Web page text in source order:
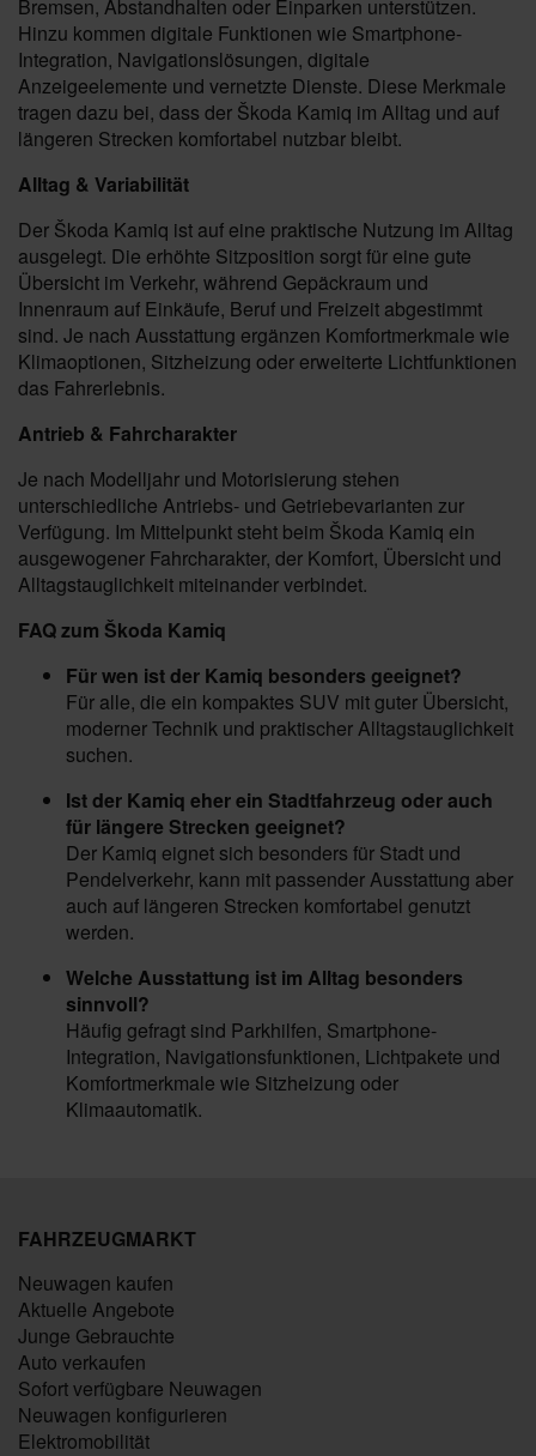
Bremsen, Abstandhalten oder Einparken unterstützen.
Hinzu kommen digitale Funktionen wie Smartphone-
Integration, Navigationslösungen, digitale
Anzeigeelemente und vernetzte Dienste. Diese Merkmale
tragen dazu bei, dass der Škoda Kamiq im Alltag und auf
längeren Strecken komfortabel nutzbar bleibt.
Alltag & Variabilität
Der Škoda Kamiq ist auf eine praktische Nutzung im Alltag
ausgelegt. Die erhöhte Sitzposition sorgt für eine gute
Übersicht im Verkehr, während Gepäckraum und
Innenraum auf Einkäufe, Beruf und Freizeit abgestimmt
sind. Je nach Ausstattung ergänzen Komfortmerkmale wie
Klimaoptionen, Sitzheizung oder erweiterte Lichtfunktionen
das Fahrerlebnis.
Antrieb & Fahrcharakter
Je nach Modelljahr und Motorisierung stehen
unterschiedliche Antriebs- und Getriebevarianten zur
Verfügung. Im Mittelpunkt steht beim Škoda Kamiq ein
ausgewogener Fahrcharakter, der Komfort, Übersicht und
Alltagstauglichkeit miteinander verbindet.
FAQ zum Škoda Kamiq
Für wen ist der Kamiq besonders geeignet?
Für alle, die ein kompaktes SUV mit guter Übersicht,
moderner Technik und praktischer Alltagstauglichkeit
suchen.
Ist der Kamiq eher ein Stadtfahrzeug oder auch
für längere Strecken geeignet?
Der Kamiq eignet sich besonders für Stadt und
Pendelverkehr, kann mit passender Ausstattung aber
auch auf längeren Strecken komfortabel genutzt
werden.
Welche Ausstattung ist im Alltag besonders
sinnvoll?
Häufig gefragt sind Parkhilfen, Smartphone-
Integration, Navigationsfunktionen, Lichtpakete und
Komfortmerkmale wie Sitzheizung oder
Klimaautomatik.
FAHRZEUGMARKT
Neuwagen kaufen
Aktuelle Angebote
Junge Gebrauchte
Auto verkaufen
Sofort verfügbare Neuwagen
Neuwagen konfigurieren
Elektromobilität